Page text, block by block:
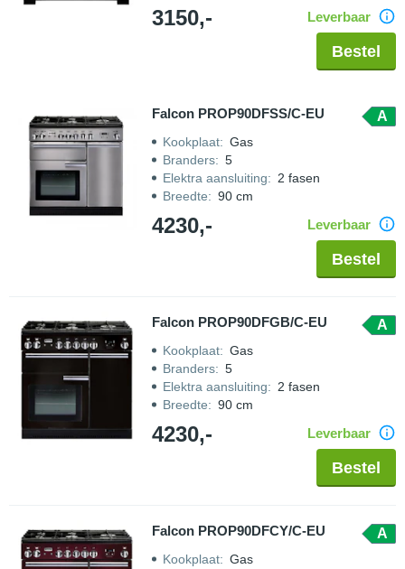
3150,- Leverbaar
Bestel
Falcon PROP90DFSS/C-EU A
Kookplaat: Gas
Branders: 5
Elektra aansluiting: 2 fasen
Breedte: 90 cm
4230,- Leverbaar
Bestel
Falcon PROP90DFGB/C-EU A
Kookplaat: Gas
Branders: 5
Elektra aansluiting: 2 fasen
Breedte: 90 cm
4230,- Leverbaar
Bestel
Falcon PROP90DFCY/C-EU A
Kookplaat: Gas